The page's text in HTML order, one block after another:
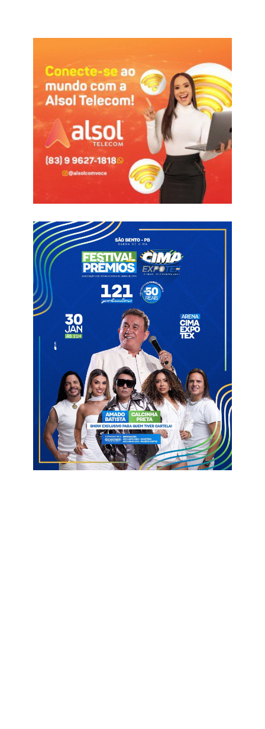
Imediatamente, a equipe médica do clube e os bombeiros do
4º Batalhão de Bombeiros Militar de Patos prestaram socorro
ao jogador. Rogério foi rapidamente levado ao Hospital
Regional de Patos, onde recebeu oxigênio e passou por uma
avaliação médica.
A assessoria do clube informou que o atacante passou por
Informações com Patos Online
Atacante Nacional de Patos Rogério